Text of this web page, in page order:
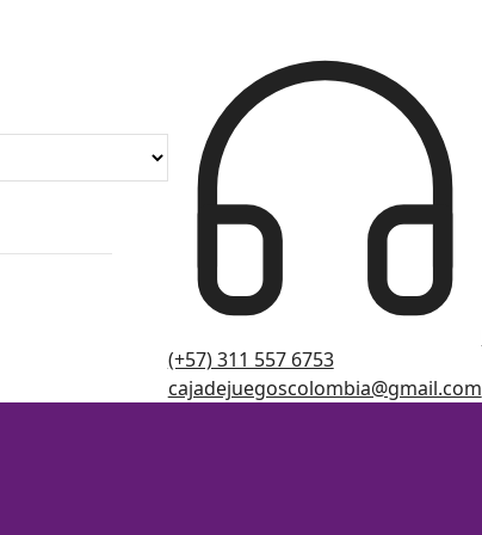
(+57) 311 557 6753
cajadejuegoscolombia@gmail.com